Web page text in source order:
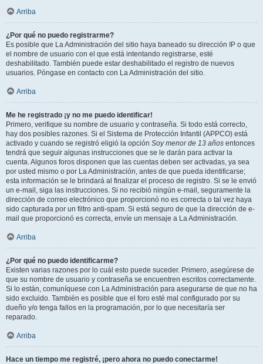
Arriba
¿Por qué no puedo registrarme?
Es posible que La Administración del sitio haya baneado su dirección IP o que
el nombre de usuario con el que está intentando registrarse, esté
deshabilitado. También puede estar deshabilitado el registro de nuevos
usuarios. Póngase en contacto con La Administración del sitio.
Arriba
Me he registrado ¡y no me puedo identificar!
Primero, verifique su nombre de usuario y contraseña. Si todo está correcto,
hay dos posibles razones. Si el Sistema de Protección Infantil (APPCO) está
activado y cuando se registró eligió la opción Soy menor de 13 años entonces
tendrá que seguir algunas instrucciones que se le darán para activar la
cuenta. Algunos foros disponen que las cuentas deben ser activadas, ya sea
por usted mismo o por La Administración, antes de que pueda identificarse;
esta información se le brindará al finalizar el proceso de registro. Si se le envió
un e-mail, siga las instrucciones. Si no recibió ningún e-mail, seguramente la
dirección de correo electrónico que proporcionó no es correcta o tal vez haya
sido capturada por un filtro anti-spam. Si está seguro de que la dirección de e-
mail que proporcionó es correcta, envíe un mensaje a La Administración.
Arriba
¿Por qué no puedo identificarme?
Existen varias razones por lo cuál esto puede suceder. Primero, asegúrese de
que su nombre de usuario y contraseña se encuentren escritos correctamente.
Si lo están, comuníquese con La Administración para asegurarse de que no ha
sido excluido. También es posible que el foro esté mal configurado por su
dueño y/o tenga fallos en la programación, por lo que necesitaría ser
reparado.
Arriba
Hace un tiempo me registré, ¡pero ahora no puedo conectarme!